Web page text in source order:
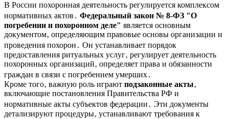
В России похоронная деятельность регулируется комплексом
нормативных актов․ Федеральный закон № 8-ФЗ "О
погребении и похоронном деле" является основным
документом‚ определяющим правовые основы организации и
проведения похорон․ Он устанавливает порядок
предоставления ритуальных услуг‚ регулирует деятельность
похоронных организаций‚ определяет права и обязанности
граждан в связи с погребением умерших․
Кроме того‚ важную роль играют подзаконные акты‚
включающие постановления Правительства РФ и
нормативные акты субъектов федерации․ Эти документы
детализируют процедуры‚ устанавливают требования к